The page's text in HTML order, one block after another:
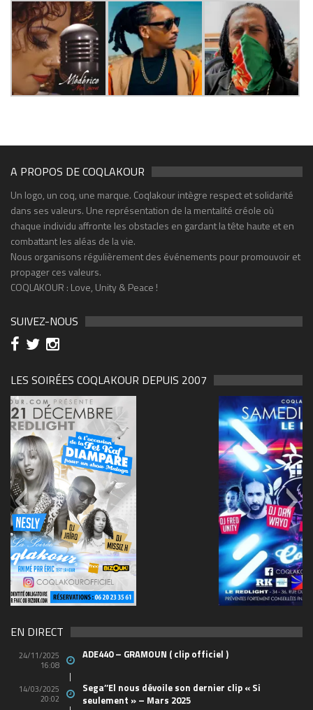
A PROPOS DE COQLAKOUR
Un logo, un coq, une marque. Coqlakour intègre respect et solidarité
dans ses valeurs. Une représentation de la mentalité créole où
chaque individu affronte les obstacles en gardant la tête haute et en
combattant les aléas de la vie.
Nous organisons régulièrement des événements pour promouvoir et
propager ces valeurs.
COQLAKOUR : Love, Unity & Peace !
SUIVEZ-NOUS
LES SOIRÉES COQLAKOUR DEPUIS 2007
(1)
EN DIRECT
24/11/2025
16:08
ADE440 – GRAMOUN ( clip officiel )
14/03/2025
20:02
Sega’’El nous dévoile son dernier clip « Si
seulement » – Mars 2025